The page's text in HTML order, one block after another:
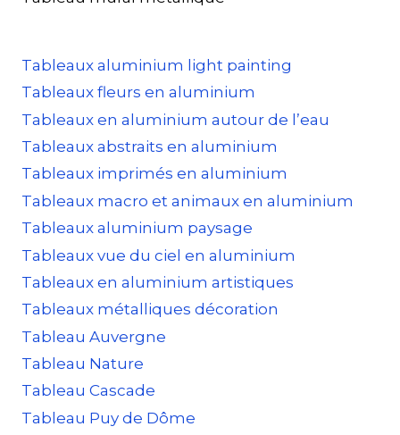
Tableaux aluminium light painting
Tableaux fleurs en aluminium
Tableaux en aluminium autour de l’eau
Tableaux abstraits en aluminium
Tableaux imprimés en aluminium
Tableaux macro et animaux en aluminium
Tableaux aluminium paysage
Tableaux vue du ciel en aluminium
Tableaux en aluminium artistiques
Tableaux métalliques décoration
Tableau Auvergne
Tableau Nature
Tableau Cascade
Tableau Puy de Dôme